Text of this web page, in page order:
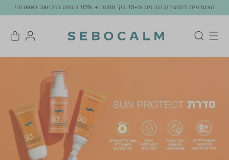
מצטרפים למועדון ונהנים מ-10 נק' מתנה + 10% הנחה ברכישה ראשונה!